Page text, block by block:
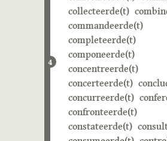
4
collecteerde(t)
commandeerde(t)
completeerde(t)
componeerde(t)
concentreerde(t)
concerteerde(t)
concurreerde(t)
confronteerde(t)
constateerde(t)